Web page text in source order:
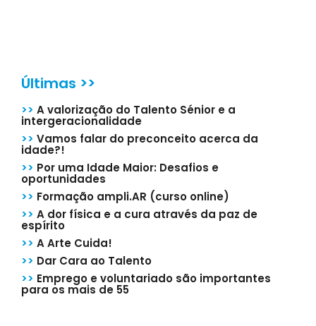
Últimas >>
>> A valorização do Talento Sénior e a
intergeracionalidade
>> Vamos falar do preconceito acerca da
idade?!
>> Por uma Idade Maior: Desafios e
oportunidades
>> Formação ampli.AR (curso online)
>> A dor física e a cura através da paz de
espírito
>> A Arte Cuida!
>> Dar Cara ao Talento
>> Emprego e voluntariado são importantes
para os mais de 55